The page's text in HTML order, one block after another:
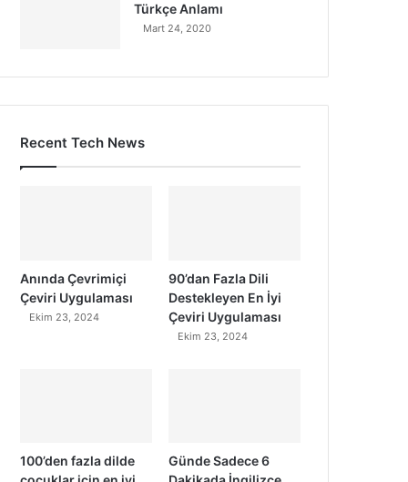
Türkçe Anlamı
Mart 24, 2020
Recent Tech News
Anında Çevrimiçi
Çeviri Uygulaması
Ekim 23, 2024
90’dan Fazla Dili
Destekleyen En İyi
Çeviri Uygulaması
Ekim 23, 2024
100’den fazla dilde
Günde Sadece 6